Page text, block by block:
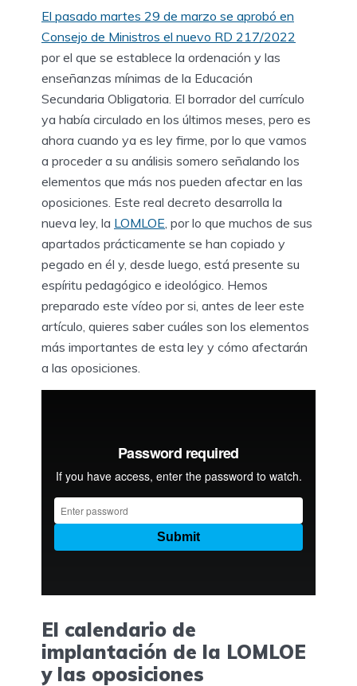
El pasado martes 29 de marzo se aprobó en
Consejo de Ministros el nuevo RD 217/2022
por el que se establece la ordenación y las
enseñanzas mínimas de la Educación
Secundaria Obligatoria. El borrador del currículo
ya había circulado en los últimos meses, pero es
ahora cuando ya es ley firme, por lo que vamos
a proceder a su análisis somero señalando los
elementos que más nos pueden afectar en las
oposiciones. Este real decreto desarrolla la
nueva ley, la LOMLOE, por lo que muchos de sus
apartados prácticamente se han copiado y
pegado en él y, desde luego, está presente su
espíritu pedagógico e ideológico. Hemos
preparado este vídeo por si, antes de leer este
artículo, quieres saber cuáles son los elementos
más importantes de esta ley y cómo afectarán
a las oposiciones.
El calendario de
implantación de la LOMLOE
y las oposiciones